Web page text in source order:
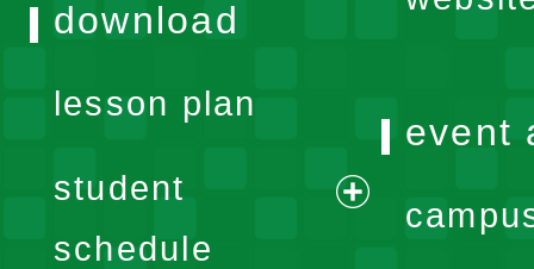
download
lesson plan
student
schedule
expand
event